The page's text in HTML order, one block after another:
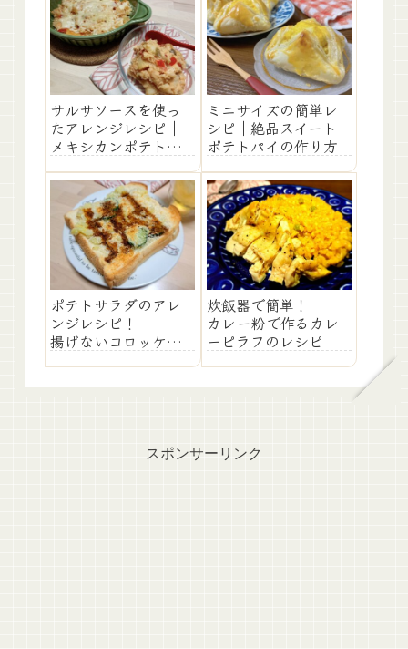
サルサソースを使っ
たアレンジレシピ｜
メキシカンポテトサ
ミニサイズの簡単レ
シピ｜絶品スイート
ポテトパイの作り方
ポテトサラダのアレ
ンジレシピ！
揚げないコロッケパ
炊飯器で簡単！
カレー粉で作るカレ
ーピラフのレシピ
スポンサーリンク